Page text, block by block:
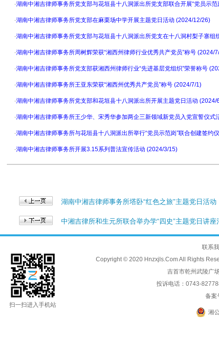
·湖南中湘吉律师事务所党支部与花垣县十八洞派出所党支部联合开展“党员示
·湖南中湘吉律师事务所党支部在麻栗场中学开展主题党日活动 (2024/12/26)
·湖南中湘吉律师事务所党支部与花垣县十八洞派出所党支在十八洞村梨子寨组
·湖南中湘吉律师事务所周树辉荣获“湘西州律师行业优秀共产党员”称号 (2024/
·湖南中湘吉律师事务所党支部获湘西州律师行业“先进基层党组织”荣誉称号
·湖南中湘吉律师事务所王亚东荣获“湘西州优秀共产党员”称号 (2024/7/1)
·湖南中湘吉律师事务所党支部和花垣县十八洞派出所开展主题党日活动 (2024/
·湖南中湘吉律师事务所王少华、宋秀华参加两企三新领域新党员入党宣誓仪式
·湖南中湘吉律师事务所与花垣县十八洞派出所举行“党员示范岗”联合创建签约
·湖南中湘吉律师事务所开展3.15系列普法宣传活动 (2024/3/15)
湖南中湘吉律师事务所塔卧“红色之旅”主题党日活动
中湘吉律所和生元所联合举办学“四史”主题党日讲座
扫一扫进入手机站
联系
Copyright © 2020 Hnzxjls.Com All Rights
吉首市乾州武陵广
投诉电话：0743-
备案
湘